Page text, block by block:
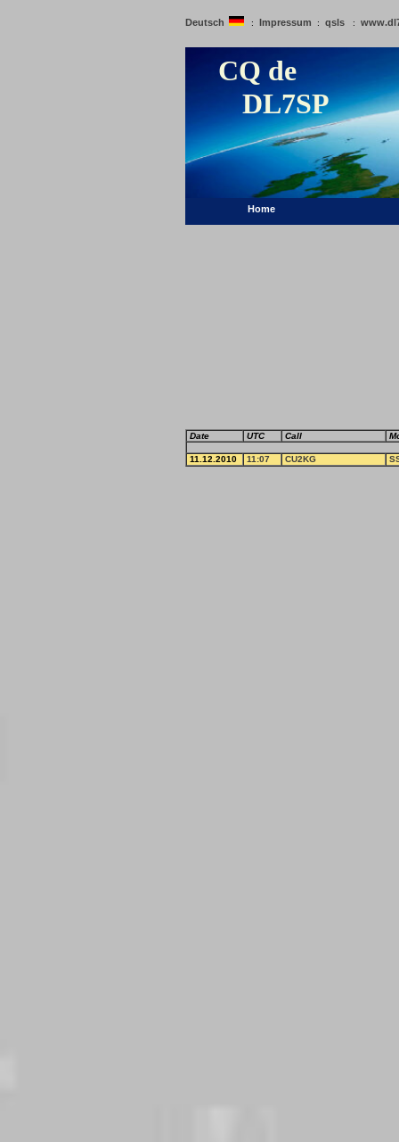
Deutsch : Impressum : qsls :
CQ de
DL7SP
Home
Date UTC Call
11.12.2010 11:07 CU2KG